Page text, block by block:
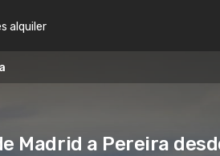
alquiler
Madrid a Pereira